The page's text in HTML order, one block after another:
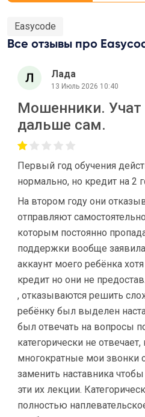
Easycode
Все отзывы про
Лада
13 Июль 2026 10:40
Мошенники. Учат
дальше сам.
Первый год обучения
нормально, но кредит на 2
На втором году они
отправляют
которым постоянно
поддержки вообще
аккаунт моего ребёнка
кредит но они не
, отказываются решить
ребёнку был выделен
был отвечать на вопросы
категорически не
многократные мои звонки
заменить наставника
эти их лекции.
полностью